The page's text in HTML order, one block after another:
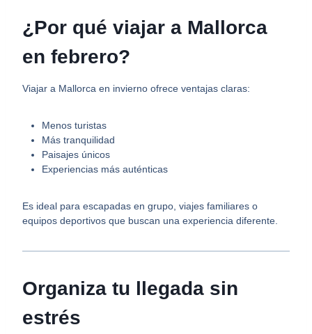
¿Por qué viajar a Mallorca
en febrero?
Viajar a Mallorca en invierno ofrece ventajas claras:
Menos turistas
Más tranquilidad
Paisajes únicos
Experiencias más auténticas
Es ideal para escapadas en grupo, viajes familiares o
equipos deportivos que buscan una experiencia diferente.
Organiza tu llegada sin
estrés